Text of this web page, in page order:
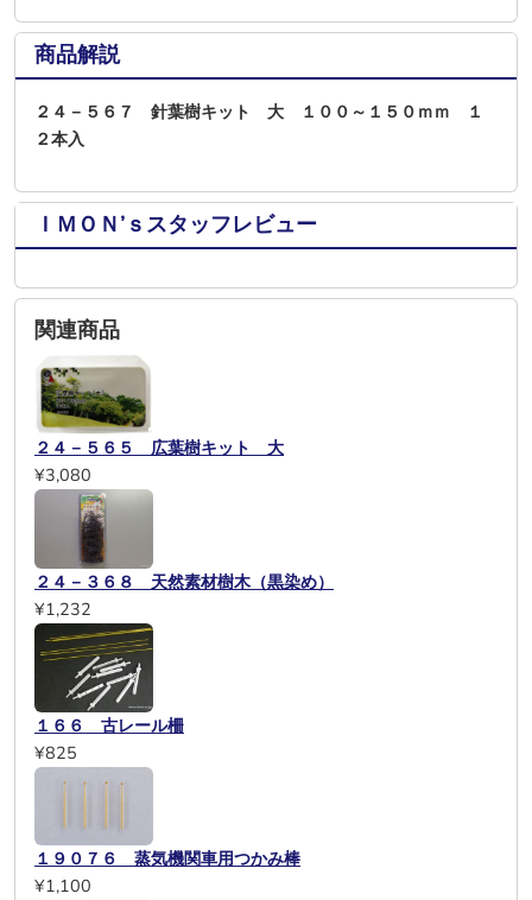
商品解説
２４－５６７ 針葉樹キット 大 １００～１５０ｍｍ １
２本入
ＩＭＯＮ’ｓスタッフレビュー
関連商品
２４－５６５ 広葉樹キット 大
¥3,080
２４－３６８ 天然素材樹木（黒染め）
¥1,232
１６６ 古レール柵
¥825
１９０７６ 蒸気機関車用つかみ棒
¥1,100